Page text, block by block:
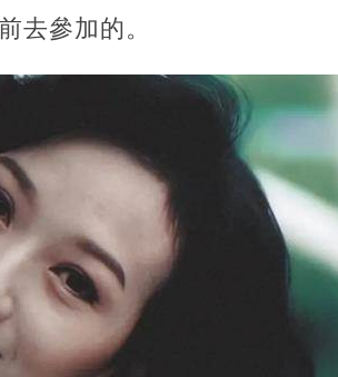
去參加的。